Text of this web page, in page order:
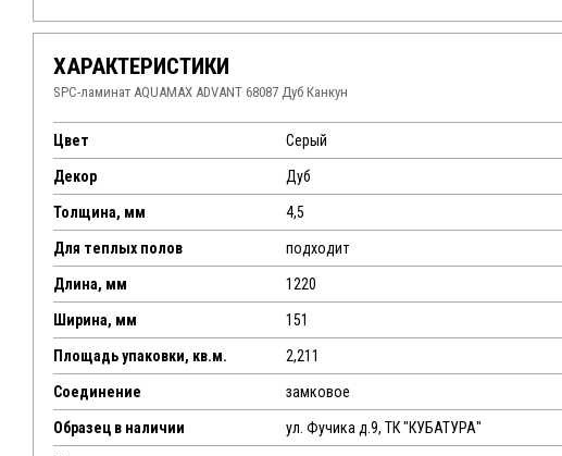
ХАРАКТЕРИСТИКИ
SPC-ламинат AQUAMAX ADVANT 68087 Дуб Канкун
Цвет Серый
Декор Дуб
Толщина, мм 4,5
Для теплых полов подходит
Длина, мм 1220
Ширина, мм 151
Площадь упаковки, кв.м. 2,211
Соединение замковое
Образец в наличии ул. Фучика д.9, ТК "КУБАТУРА"